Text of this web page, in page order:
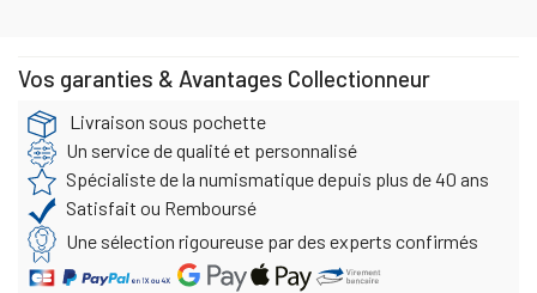
Vos garanties & Avantages Collectionneur
Livraison sous pochette
Un service de qualité et personnalisé
Spécialiste de la numismatique depuis plus de 40 ans
Satisfait ou Remboursé
Une sélection rigoureuse par des experts confirmés